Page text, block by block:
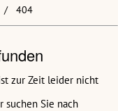
404
zur Zeit leider nicht
suchen Sie nach